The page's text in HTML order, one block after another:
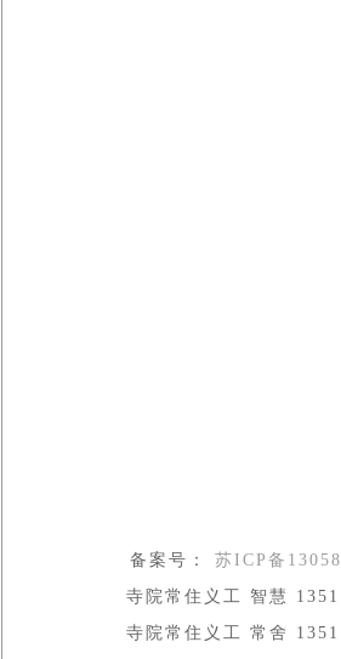
备案号：
苏ICP备
寺院常住义工 智慧
寺院常住义工 常舍